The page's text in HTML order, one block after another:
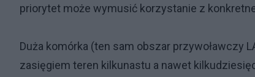
priorytet może wymusić korzystanie z
Duża komórka (ten sam obszar przywoławczy
zasięgiem teren kilkunastu a nawet